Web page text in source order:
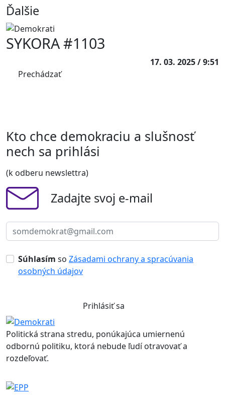
Ďalšie
Prechádzať
SYKORA #1103
17. 03. 2025 / 9:51
Kto chce demokraciu a slušnosť
nech sa prihlási
(k odberu newslettra)
Zadajte svoj e-mail
Súhlasím so Zásadami ochrany a spracúvania
osobných údajov
Prihlásiť sa
Politická strana stredu, ponúkajúca umiernenú
odbornú politiku, ktorá nebude ľudí otravovať a
rozdeľovať.